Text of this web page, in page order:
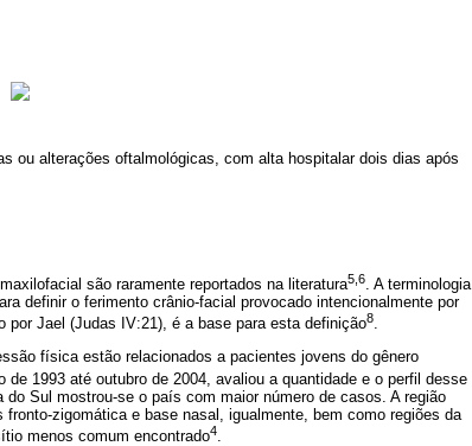
ou alterações oftalmológicas, com alta hospitalar dois dias após
são raramente reportados na literatura5,6 . A terminologia
definir o ferimento crânio-facial provocado intencionalmente por
Jael (Judas IV:21), é a base para esta definição8.
física estão relacionados a pacientes jovens do gênero
de 1993 até outubro de 2004, avaliou a quantidade e o perfil desse
Sul mostrou-se o país com maior número de casos. A região
zigomática e base nasal, igualmente, bem como regiões da
menos comum encontrado4.